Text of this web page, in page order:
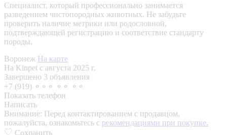
Специалист, который профессионально занимается
разведением чистопородных животных. Не забудьте
проверить наличие метрики или родословной,
подтверждающей регистрацию и соответствие стандарту
породы.
Воронеж На карте
На Kinpet c августа 2025 г.
Завершено 3 объявления
+7 (919) ⚬⚬⚬ ⚬⚬ ⚬⚬
Показать телефон
Написать
Внимание: Перед контактированием с продавцом,
пожалуйста, ознакомьтесь с рекомендациями при покупке.
Сохранить